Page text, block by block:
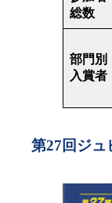
総数
部門別
入賞者
第27回ジュ